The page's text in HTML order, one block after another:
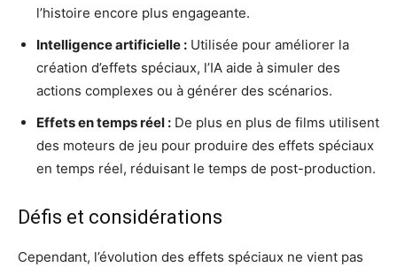
l’histoire encore plus engageante.
Intelligence artificielle : Utilisée pour améliorer la
création d’effets spéciaux, l’IA aide à simuler des
actions complexes ou à générer des scénarios.
Effets en temps réel : De plus en plus de films utilisent
des moteurs de jeu pour produire des effets spéciaux
en temps réel, réduisant le temps de post-production.
Défis et considérations
Cependant, l’évolution des effets spéciaux ne vient pas